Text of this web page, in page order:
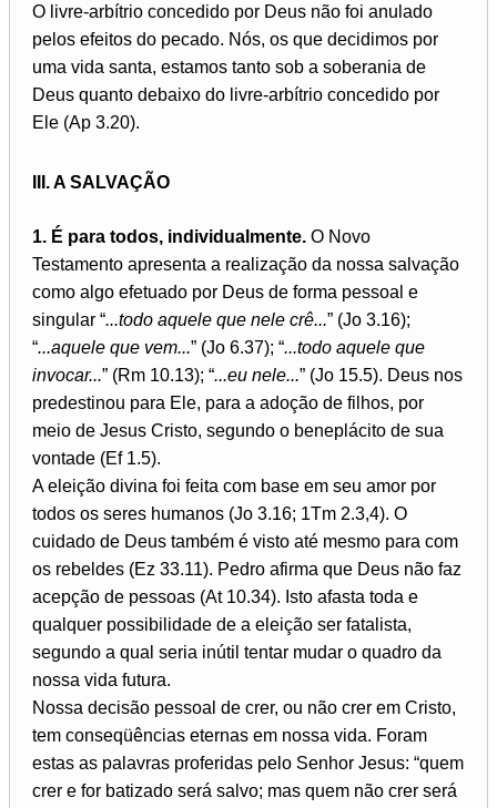
O livre-arbítrio concedido por Deus não foi anulado
pelos efeitos do pecado. Nós, os que decidimos por
uma vida santa, estamos tanto sob a soberania de
Deus quanto debaixo do livre-arbítrio concedido por
Ele (Ap 3.20).
III. A SALVAÇÃO
1. É para todos, individualmente. O Novo
Testamento apresenta a realização da nossa salvação
como algo efetuado por Deus de forma pessoal e
singular “...todo aquele que nele crê...” (Jo 3.16);
“...aquele que vem...” (Jo 6.37); “...todo aquele que
invocar...” (Rm 10.13); “...eu nele...” (Jo 15.5). Deus nos
predestinou para Ele, para a adoção de filhos, por
meio de Jesus Cristo, segundo o beneplácito de sua
vontade (Ef 1.5).
A eleição divina foi feita com base em seu amor por
todos os seres humanos (Jo 3.16; 1Tm 2.3,4). O
cuidado de Deus também é visto até mesmo para com
os rebeldes (Ez 33.11). Pedro afirma que Deus não faz
acepção de pessoas (At 10.34). Isto afasta toda e
qualquer possibilidade de a eleição ser fatalista,
segundo a qual seria inútil tentar mudar o quadro da
nossa vida futura.
Nossa decisão pessoal de crer, ou não crer em Cristo,
tem conseqüências eternas em nossa vida. Foram
estas as palavras proferidas pelo Senhor Jesus: “quem
crer e for batizado será salvo; mas quem não crer será